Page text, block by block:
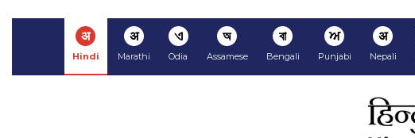
अ
Hindi
अ
Marathi
ଏ
Odia
অ
Assamese
বা
Bengali
ਅ
Punjabi
अ
Nepali